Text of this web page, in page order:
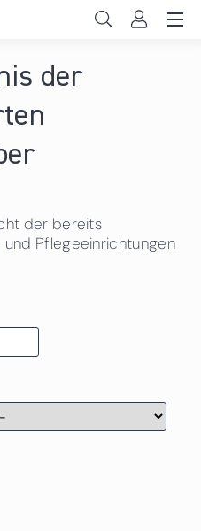
der
der bereits
Pflegeeinrichtungen